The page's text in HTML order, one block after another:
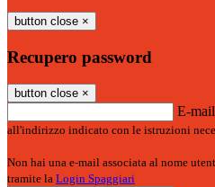
button close ×
Recupero password
button close ×
E-mail
all'indirizzo indicato con le istruzioni
Non hai una e-mail associata al nome
tramite la Login Spaggiari